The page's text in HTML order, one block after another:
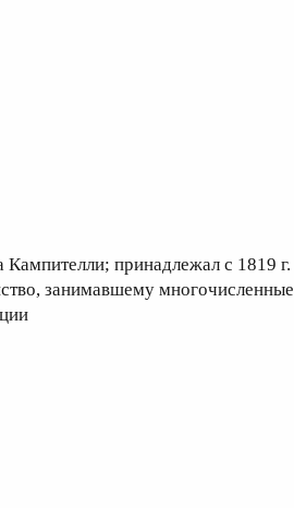
принадлежал с 1819 г.
занимавшему многочисленные